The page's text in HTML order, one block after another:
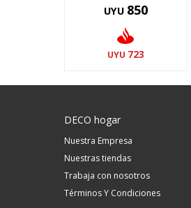
UYU 850
UYU 723
DECO hogar
Nuestra Empresa
Nuestras tiendas
Trabaja con nosotros
Términos Y Condiciones